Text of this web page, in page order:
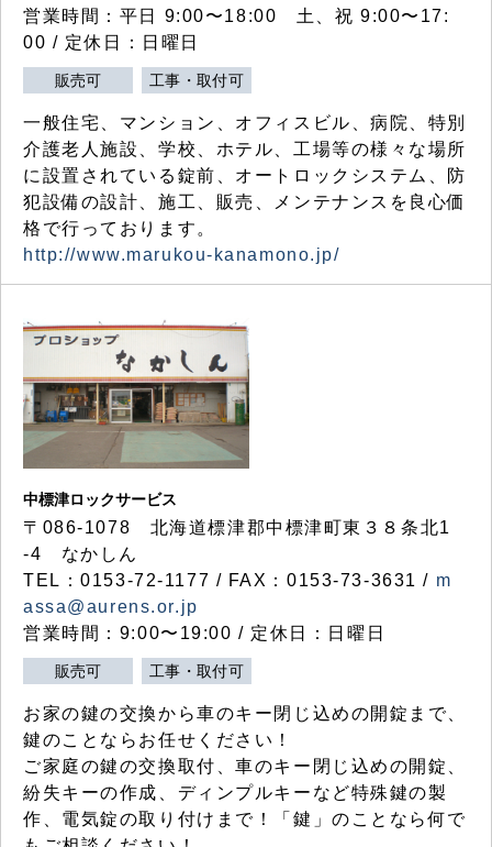
営業時間：平日 9:00〜18:00 土、祝 9:00〜17:
00 / 定休日：日曜日
販売可 工事・取付可
一般住宅、マンション、オフィスビル、病院、特別
介護老人施設、学校、ホテル、工場等の様々な場所
に設置されている錠前、オートロックシステム、防
犯設備の設計、施工、販売、メンテナンスを良心価
格で行っております。
http://www.marukou-kanamono.jp/
中標津ロックサービス
〒086-1078 北海道標津郡中標津町東３８条北1
-4 なかしん
TEL：0153-72-1177 / FAX：0153-73-3631 / m
assa@aurens.or.jp
営業時間：9:00〜19:00 / 定休日：日曜日
販売可 工事・取付可
お家の鍵の交換から車のキー閉じ込めの開錠まで、
鍵のことならお任せください！
ご家庭の鍵の交換取付、車のキー閉じ込めの開錠、
紛失キーの作成、ディンプルキーなど特殊鍵の製
作、電気錠の取り付けまで！「鍵」のことなら何で